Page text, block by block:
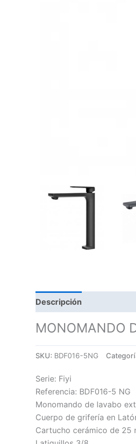
Descripción
MONOMANDO
SKU: BDF016-5NG
Serie: Fiyi
Referencia: BDF016-5 NG
Monomando de lavabo
Cuerpo de grifería en
Cartucho cerámico de 25